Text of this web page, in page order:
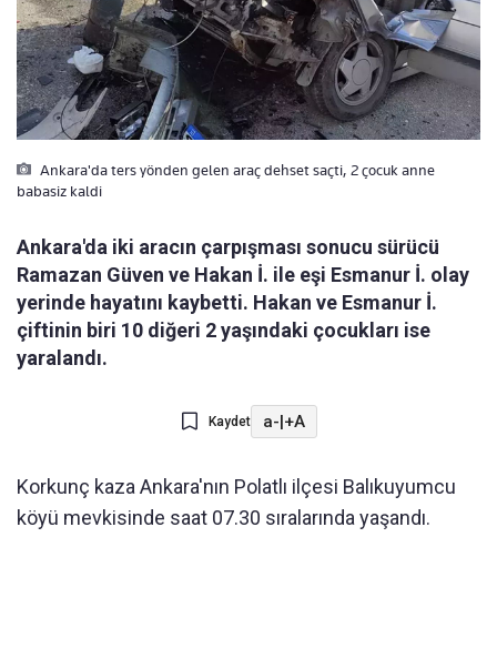
Ankara'da ters yönden gelen araç dehset saçti, 2 çocuk anne
babasiz kaldi
Ankara'da iki aracın çarpışması sonucu sürücü
Ramazan Güven ve Hakan İ. ile eşi Esmanur İ. olay
yerinde hayatını kaybetti. Hakan ve Esmanur İ.
çiftinin biri 10 diğeri 2 yaşındaki çocukları ise
yaralandı.
Kaydet a-|+A
Korkunç kaza Ankara'nın Polatlı ilçesi Balıkuyumcu
köyü mevkisinde saat 07.30 sıralarında yaşandı.